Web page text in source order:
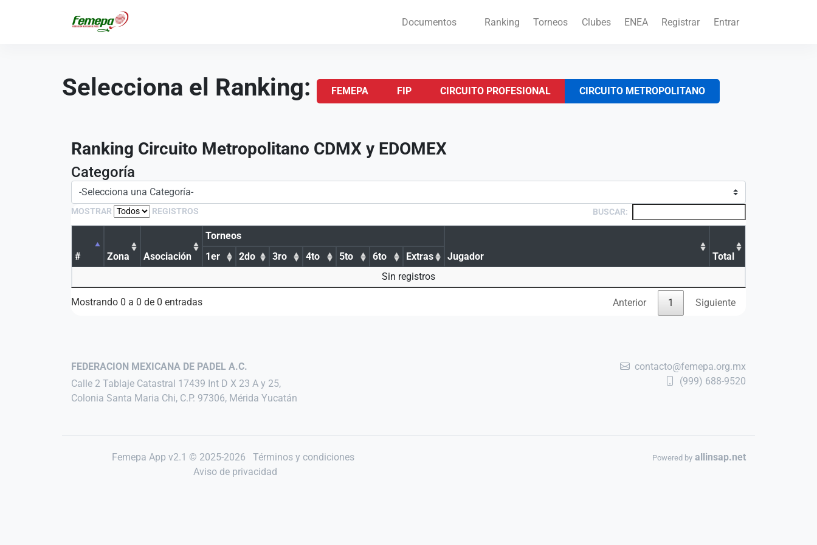
Documentos Ranking Torneos Clubes ENEA Registrar Entrar
Selecciona el Ranking: FEMEPA FIP CIRCUITO PROFESIONAL CIRCUITO METROPOLITANO
Ranking Circuito Metropolitano CDMX y EDOMEX
Categoría
MOSTRAR REGISTROS BUSCAR:
# Zona Asociación
Torneos
Jugador
Total
1er 2do 3ro 4to 5to 6to
Extras
Sin registros
Mostrando 0 a 0 de 0 entradas Anterior 1 Siguiente
FEDERACION MEXICANA DE PADEL A.C.
Calle 2 Tablaje Catastral 17439 Int D X 23 A y 25,
Colonia Santa Maria Chi, C.P. 97306, Mérida Yucatán
contacto@femepa.org.mx
(999) 688-9520
Femepa App v2.1 © 2025-2026
Términos y condiciones
Aviso de privacidad
Powered by allinsap.net